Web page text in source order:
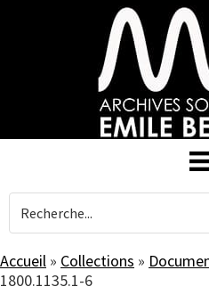
Accueil » Collections »
1800.1135.1-6